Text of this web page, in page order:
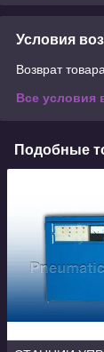
Условия
Возврат
Все условия
Подобные